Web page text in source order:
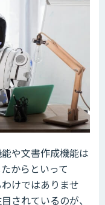
や文書作成機能は
からといって
けではありませ
されているのが、